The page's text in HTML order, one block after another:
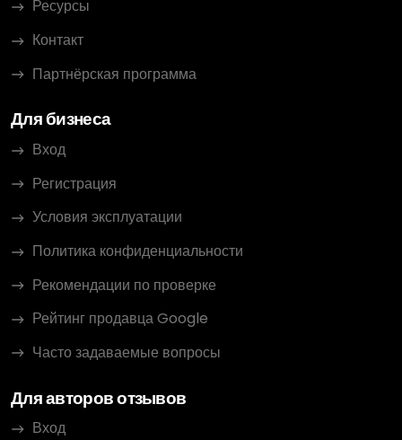
Ресурсы
Контакт
Партнёрская программа
Для бизнеса
Вход
Регистрация
Условия эксплуатации
Политика конфиденциальности
Рекомендации по проверке
Рейтинг продавца Google
Часто задаваемые вопросы
Для авторов отзывов
Вход